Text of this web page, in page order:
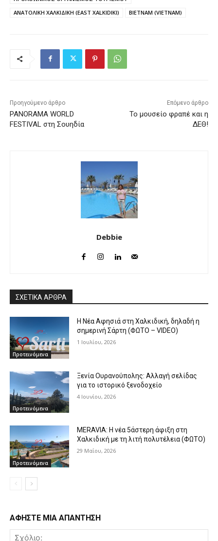
ΑΝΑΤΟΛΙΚΗ ΧΑΛΚΙΔΙΚΗ (EAST XALKIDIKI)
ΒΙΕΤΝΑΜ (VIETNAM)
Προηγούμενο άρθρο
PANORAMA WORLD
FESTIVAL στη Σουηδία
Επόμενο άρθρο
Το μουσείο φραπέ και η
ΔΕΘ!
Debbie
ΣΧΕΤΙΚΑ ΑΡΘΡΑ
Προτεινόμενα
Η Νέα Αφησιά στη Χαλκιδική, δηλαδή η
σημερινή Σάρτη (ΦΩΤΟ – VIDEO)
1 Ιουλίου, 2026
Προτεινόμενα
Ξενία Ουρανούπολης: Αλλαγή σελίδας
για το ιστορικό ξενοδοχείο
4 Ιουνίου, 2026
Προτεινόμενα
MERAVIA: Η νέα 5άστερη άφιξη στη
Χαλκιδική με τη λιτή πολυτέλεια (ΦΩΤΟ)
29 Μαΐου, 2026
ΑΦΗΣΤΕ ΜΙΑ ΑΠΑΝΤΗΣΗ